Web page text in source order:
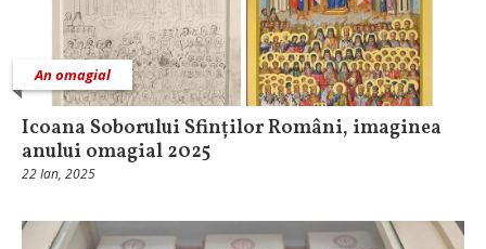
An omagial
Icoana Soborului Sfinților Români, imaginea
anului omagial 2025
22 Ian, 2025